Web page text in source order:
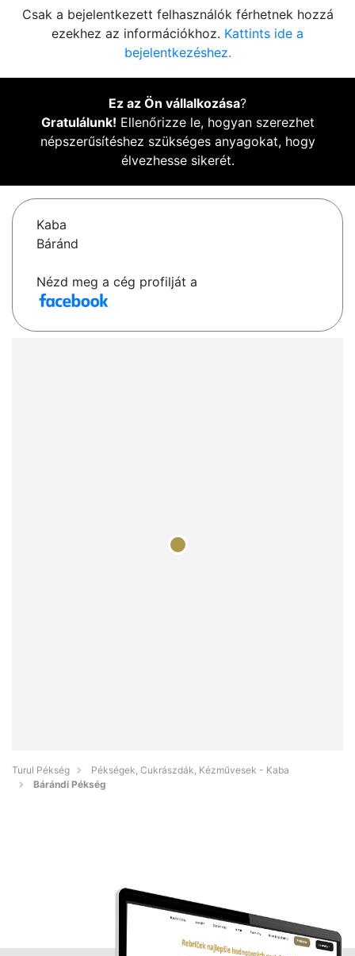
Csak a bejelentkezett felhasználók férhetnek hozzá
ezekhez az információkhoz. Kattints ide a
bejelentkezéshez.
Ez az Ön vállalkozása?
Gratulálunk! Ellenőrizze le, hogyan szerezhet
népszerűsítéshez szükséges anyagokat, hogy
élvezhesse sikerét.
Kaba
Báránd
Nézd meg a cég profilját a
Turul Pékség
Pékségek, Cukrászdák, Kézművesek - Kaba
Bárándi Pékség